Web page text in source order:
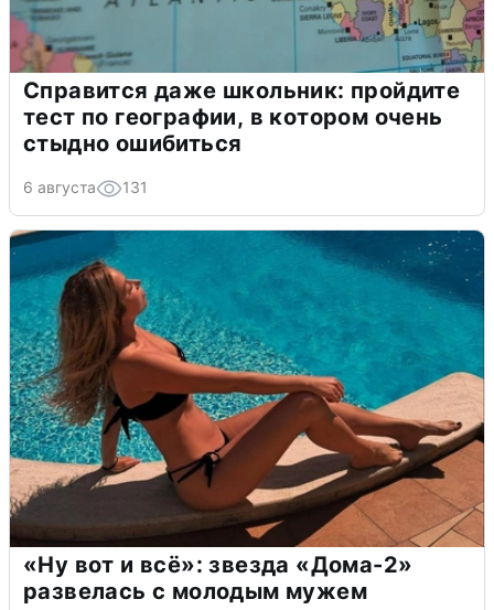
Справится даже школьник: пройдите
тест по географии, в котором очень
стыдно ошибиться
6 августа 131
«Ну вот и всё»: звезда «Дома-2»
развелась с молодым мужем